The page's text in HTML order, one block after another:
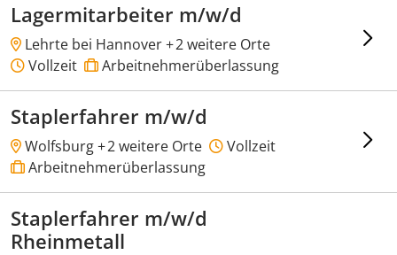
Lagermitarbeiter m/w/d
Lehrte bei Hannover +2 weitere Orte
Vollzeit
Arbeitnehmerüberlassung
Staplerfahrer m/w/d
Wolfsburg +2 weitere Orte
Vollzeit
Arbeitnehmerüberlassung
Staplerfahrer m/w/d
Rheinmetall